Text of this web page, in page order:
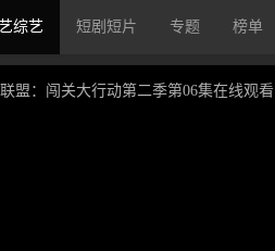
综艺 短剧短片 专题 榜单
盟：闯关大行动第二季第06集在线观看